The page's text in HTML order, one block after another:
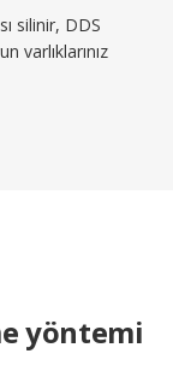
silinir, DDS
varlıklarınız
yöntemi